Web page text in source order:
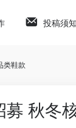
投稿须知
类鞋款
秋冬